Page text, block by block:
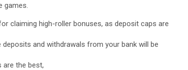
games.
claiming high-roller bonuses, as deposit caps are
and withdrawals from your bank will be
are the best,